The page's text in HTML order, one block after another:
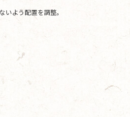
よう配置を調整。